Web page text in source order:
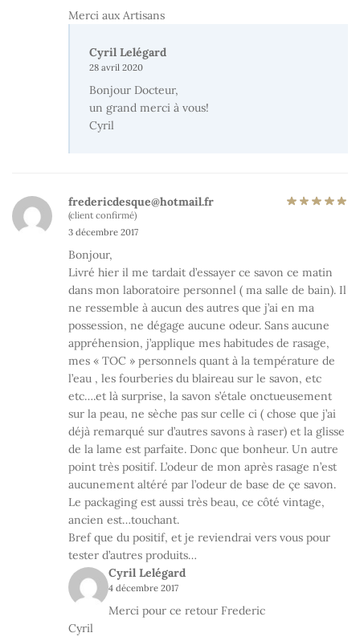
Merci aux Artisans
Cyril Lelégard
28 avril 2020
Bonjour Docteur,
un grand merci à vous!
Cyril
fredericdesque@hotmail.fr
(client confirmé)
3 décembre 2017
Bonjour,
Livré hier il me tardait d’essayer ce savon ce matin
dans mon laboratoire personnel ( ma salle de bain). Il
ne ressemble à aucun des autres que j’ai en ma
possession, ne dégage aucune odeur. Sans aucune
appréhension, j’applique mes habitudes de rasage,
mes « TOC » personnels quant à la température de
l’eau , les fourberies du blaireau sur le savon, etc
etc….et là surprise, la savon s’étale onctueusement
sur la peau, ne sèche pas sur celle ci ( chose que j’ai
déjà remarqué sur d’autres savons à raser) et la glisse
de la lame est parfaite. Donc que bonheur. Un autre
point très positif. L’odeur de mon après rasage n’est
aucunement altéré par l’odeur de base de çe savon.
Le packaging est aussi très beau, ce côté vintage,
ancien est…touchant.
Bref que du positif, et je reviendrai vers vous pour
tester d’autres produits…
Cyril Lelégard
4 décembre 2017
Merci pour ce retour Frederic
Cyril